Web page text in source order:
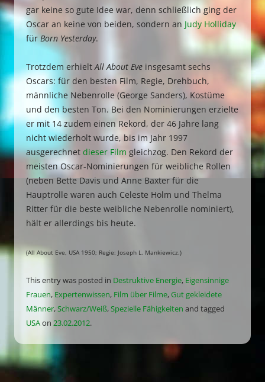
gar keine so gute Idee war, denn schließlich ging der
Oscar an keine von beiden, sondern an Judy Holliday
fürBorn Yesterday.
Trotzdem erhieltAll About Eve insgesamt sechs
Oscars: für den besten Film, Regie, Drehbuch,
männliche Nebenrolle (George Sanders), Kostüme
und den besten Ton. Bei den Nominierungen erzielte
er mit 14 zudem einen Rekord, der 46 Jahre lang
nicht wiederholt wurde, bis im Jahr 1997
ausgerechnet dieser Film gleichzog. Den Rekord der
meisten Oscar-Nominierungen für weibliche Rollen
(neben Bette Davis und Anne Baxter für die
Hauptrolle waren auch Celeste Holm und Thelma
Ritter für die beste weibliche Nebenrolle nominiert),
hält er allerdings bis heute.
(All About Eve, USA 1950; Regie: Joseph L. Mankiewicz.)
This entry was posted in Destruktive Energie, Eigensinnige
Frauen, Expertenwissen, Film über Filme,Gut gekleidete
Männer,Schwarz/Weiß,Spezielle Fähigkeiten and tagged
USAon 23.02.2012.